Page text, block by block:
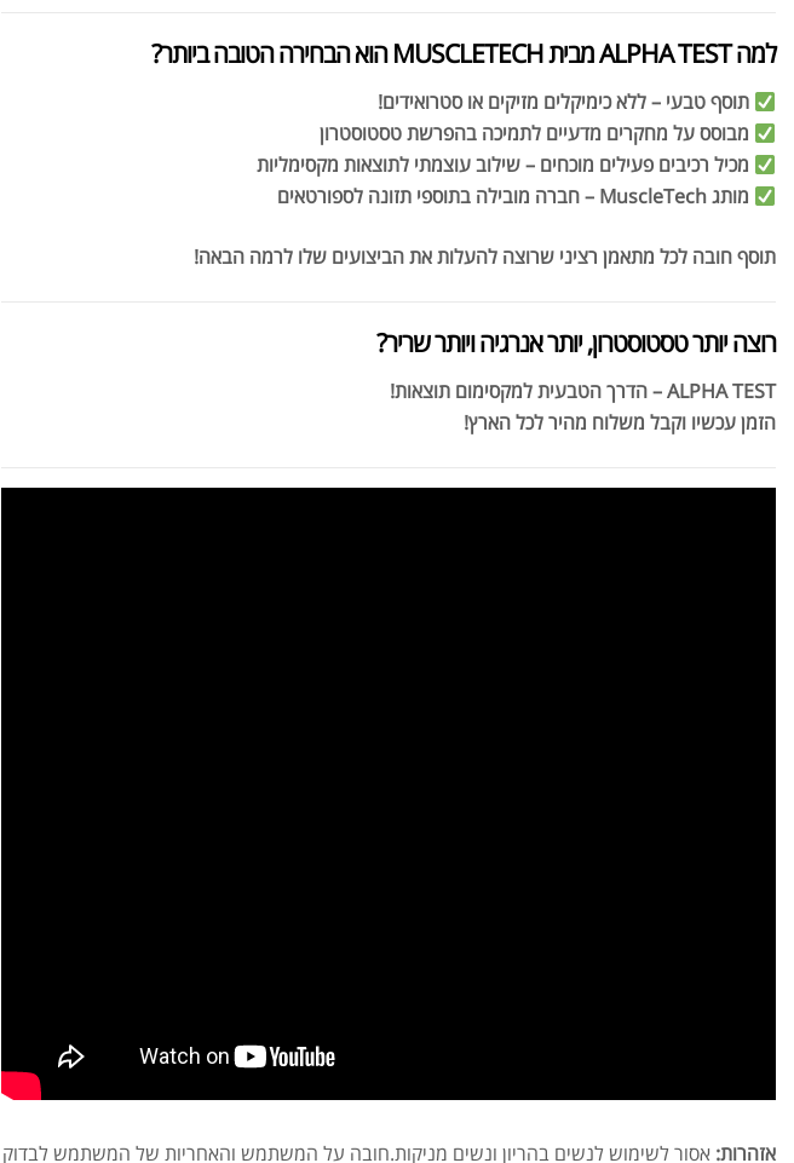
למה ALPHA TEST מבית MUSCLETECH הוא הבחירה הטובה ביותר?
תוסף טבעי – ללא כימיקלים מזיקים או סטרואידים!
מבוסס על מחקרים מדעיים לתמיכה בהפרשת טסטוסטרון
מכיל רכיבים פעילים מוכחים – שילוב עוצמתי לתוצאות מקסימליות
מותג MuscleTech – חברה מובילה בתוספי תזונה לספורטאים
תוסף חובה לכל מתאמן רציני שרוצה להעלות את הביצועים שלו לרמה הבאה!
רוצה יותר טסטוסטרון, יותר אנרגיה ויותר שריר?
ALPHA TEST – הדרך הטבעית למקסימום תוצאות!
הזמן עכשיו וקבל משלוח מהיר לכל הארץ!
אזהרות: אסור לשימוש לנשים בהריון ונשים מניקות.חובה על המשתמש והאחריות של המשתמש לבדוק